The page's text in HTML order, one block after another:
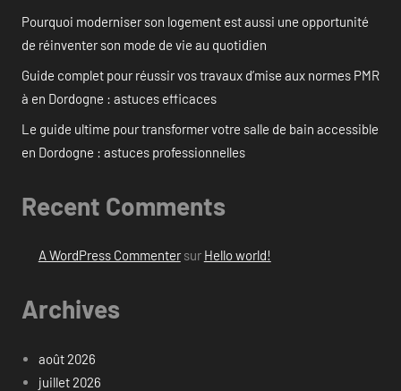
Pourquoi moderniser son logement est aussi une opportunité
de réinventer son mode de vie au quotidien
Guide complet pour réussir vos travaux d’mise aux normes PMR
à en Dordogne : astuces efficaces
Le guide ultime pour transformer votre salle de bain accessible
en Dordogne : astuces professionnelles
Recent Comments
A WordPress Commentersur Hello world!
Archives
août 2026
juillet 2026